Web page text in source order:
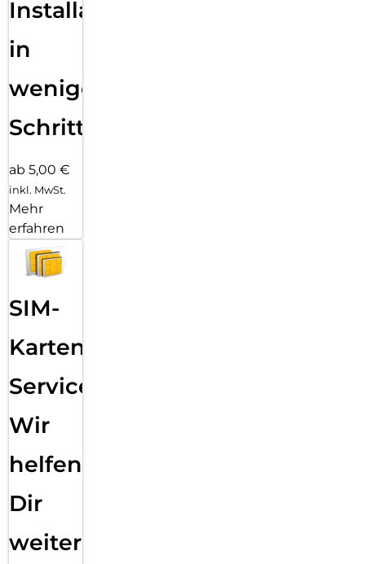
Installation
in
wenigen
Schritten
ab 5,00 €
inkl. MwSt.
Mehr
erfahren
SIM-
Karten
Service:
Wir
helfen
Dir
weiter